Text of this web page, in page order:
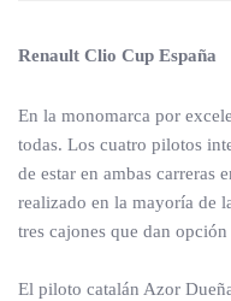
Renault Clio Cup España
En la monomarca por
todas. Los cuatro pilotos
de estar en ambas carreras
realizado en la mayoría de
tres cajones que dan
El piloto catalán Azor